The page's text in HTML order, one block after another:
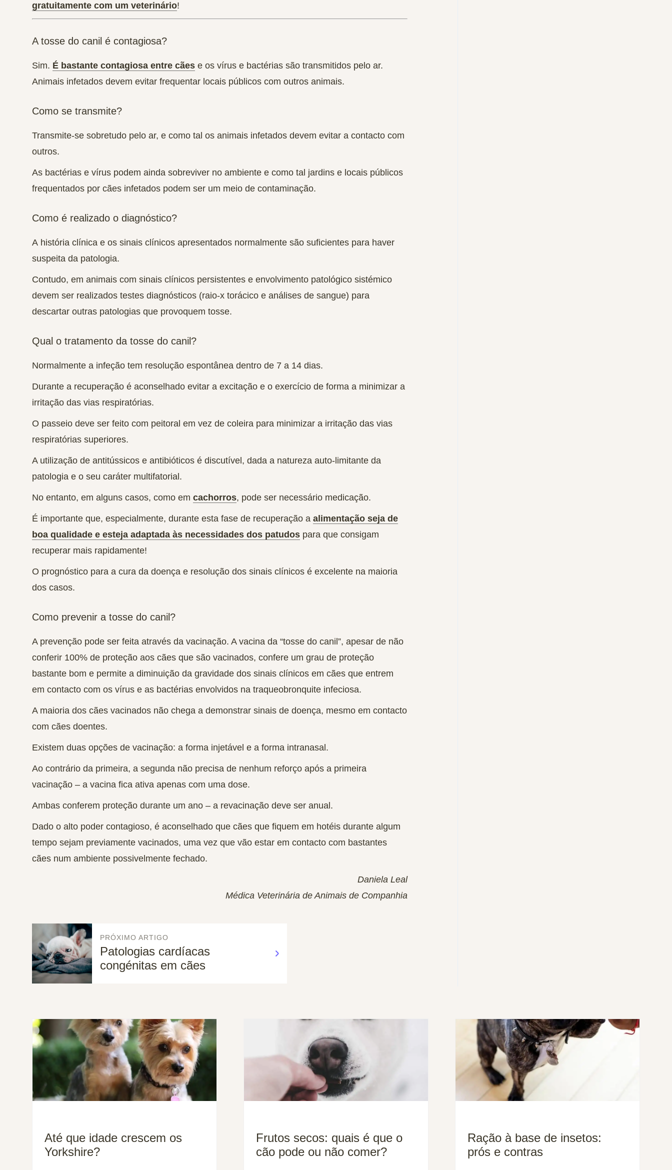
gratuitamente com um veterinário!
A tosse do canil é contagiosa?
Sim. É bastante contagiosa entre cães e os vírus e bactérias são transmitidos pelo ar.
Animais infetados devem evitar frequentar locais públicos com outros animais.
Como se transmite?
Transmite-se sobretudo pelo ar, e como tal os animais infetados devem evitar a contacto com
outros.
As bactérias e vírus podem ainda sobreviver no ambiente e como tal jardins e locais públicos
frequentados por cães infetados podem ser um meio de contaminação.
Como é realizado o diagnóstico?
A história clínica e os sinais clínicos apresentados normalmente são suficientes para haver
suspeita da patologia.
Contudo, em animais com sinais clínicos persistentes e envolvimento patológico sistémico
devem ser realizados testes diagnósticos (raio-x torácico e análises de sangue) para
descartar outras patologias que provoquem tosse.
Qual o tratamento da tosse do canil?
Normalmente a infeção tem resolução espontânea dentro de 7 a 14 dias.
Durante a recuperação é aconselhado evitar a excitação e o exercício de forma a minimizar a
irritação das vias respiratórias.
O passeio deve ser feito com peitoral em vez de coleira para minimizar a irritação das vias
respiratórias superiores.
A utilização de antitússicos e antibióticos é discutível, dada a natureza auto-limitante da
patologia e o seu caráter multifatorial.
No entanto, em alguns casos, como em cachorros, pode ser necessário medicação.
É importante que, especialmente, durante esta fase de recuperação a alimentação seja de
boa qualidade e esteja adaptada às necessidades dos patudos para que consigam
recuperar mais rapidamente!
O prognóstico para a cura da doença e resolução dos sinais clínicos é excelente na maioria
dos casos.
Como prevenir a tosse do canil?
A prevenção pode ser feita através da vacinação. A vacina da “tosse do canil”, apesar de não
conferir 100% de proteção aos cães que são vacinados, confere um grau de proteção
bastante bom e permite a diminuição da gravidade dos sinais clínicos em cães que entrem
em contacto com os vírus e as bactérias envolvidos na traqueobronquite infeciosa.
A maioria dos cães vacinados não chega a demonstrar sinais de doença, mesmo em contacto
com cães doentes.
Existem duas opções de vacinação: a forma injetável e a forma intranasal.
Ao contrário da primeira, a segunda não precisa de nenhum reforço após a primeira
vacinação – a vacina fica ativa apenas com uma dose.
Ambas conferem proteção durante um ano – a revacinação deve ser anual.
Dado o alto poder contagioso, é aconselhado que cães que fiquem em hotéis durante algum
tempo sejam previamente vacinados, uma vez que vão estar em contacto com bastantes
cães num ambiente possivelmente fechado.
Daniela Leal
Médica Veterinária de Animais de Companhia
PRÓXIMO ARTIGO
Patologias cardíacas
congénitas em cães
Até que idade crescem os
Yorkshire?
Frutos secos: quais é que o
cão pode ou não comer?
Ração à base de insetos:
prós e contras